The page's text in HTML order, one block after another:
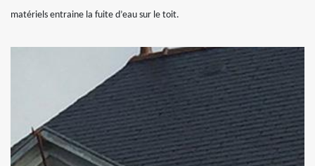
matériels entraine la fuite d’eau sur le toit.